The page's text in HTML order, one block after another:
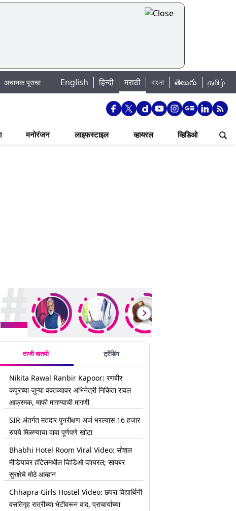
धोका: खडकवासला धरणातून मुठानदी पात्रात विसर्ग सुरु; नागरिकांना नदीपात्रात न
English हिन्दी मराठी বাংলা తెలుగు தமிழ்
मनोरंजन लाइफस्टाइल व्हायरल व्हिडिओ
ताजी बातमी ट्रेंडिंग
Nikita Rawal Ranbir Kapoor: रणबीर
कपूरच्या जुन्या वक्तव्यावर अभिनेत्री निकिता रावल
आक्रमक, माफी मागण्याची मागणी
SIR अंतर्गत मतदार पुनरीक्षण अर्ज भरल्यास 16 हजार
रुपये मिळण्याचा दावा पूर्णपणे खोटा
Bhabhi Hotel Room Viral Video: सोशल
मीडियावर हॉटेलमधील व्हिडिओ व्हायरल; सायबर
सुरक्षेचे मोठे आव्हान
Chhapra Girls Hostel Video: छपरा विद्यार्थिनी
वसतिगृह रात्रीच्या भेटीवरून वाद, प्राचार्यांच्या